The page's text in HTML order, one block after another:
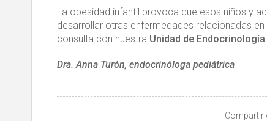
La obesidad infantil provoca que esos niños y
desarrollar otras enfermedades relacionadas
consulta con nuestra Unidad de
Dra. Anna Turón, endocrinóloga pediátrica
Compartir